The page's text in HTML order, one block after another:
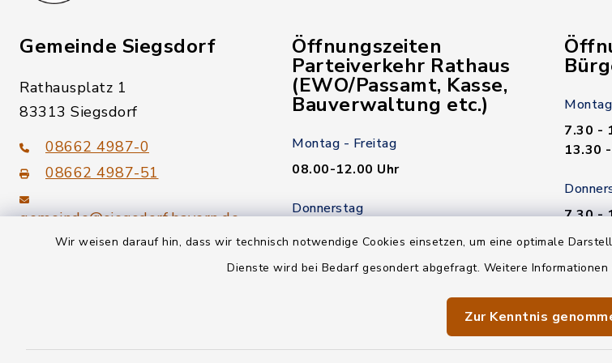
Wir weisen darauf hin, dass wir technisch notwendige Cookies einsetzen, um eine optimale
Dienste wird bei Bedarf gesondert abgefragt. Weitere Informationen
Zur Kenntnis
Gemeinde Siegsdorf
Rathausplatz 1
83313 Siegsdorf
08662 4987-0
08662 4987-51
gemeinde@siegsdorf.bayern.de
Öffnungszeiten
Parteiverkehr Rathaus
(EWO/Passamt, Kasse,
Bauverwaltung etc.)
Montag - Freitag
08.00-12.00 Uhr
Donnerstag
14.00-18.00 Uhr
Kein Termin nötig!
7.30 -
13.30
7.30 -
13.30
Freitag
7.30 -